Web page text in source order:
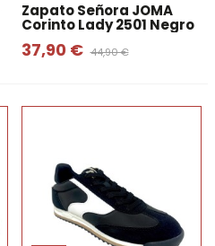
Zapato Señora JOMA
Corinto Lady 2501 Negro
37,90 € 44,90 €